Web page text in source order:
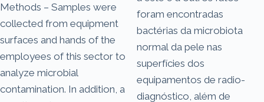
Methods – Samples were
collected from equipment
surfaces and hands of the
employees of this sector to
analyze microbial
contamination. In addition, a
foram encontradas
bactérias da microbiota
normal da pele nas
superfícies dos
equipamentos de radio-
diagnóstico, além de